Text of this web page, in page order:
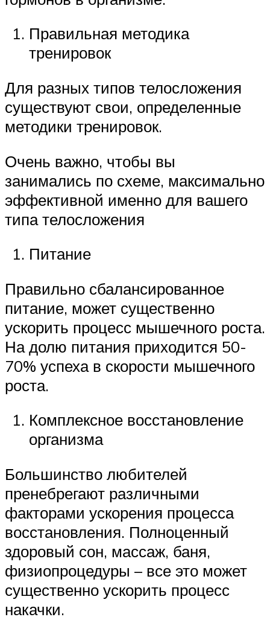
Правильная методика
тренировок
Для разных типов телосложения
существуют свои, определенные
методики тренировок.
Очень важно, чтобы вы
занимались по схеме, максимально
эффективной именно для вашего
типа телосложения
Питание
Правильно сбалансированное
питание, может существенно
ускорить процесс мышечного роста.
На долю питания приходится 50-
70% успеха в скорости мышечного
роста.
Комплексное восстановление
организма
Большинство любителей
пренебрегают различными
факторами ускорения процесса
восстановления. Полноценный
здоровый сон, массаж, баня,
физиопроцедуры – все это может
существенно ускорить процесс
накачки.